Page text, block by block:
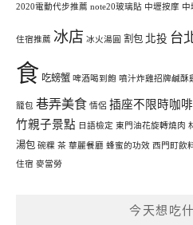
2020電動代步推薦 note20玻璃貼 中壢按摩 中
住宿推薦 冰店 冰火湯圓 割包 北投 台
食 吃螃蟹 啤酒喝到飽 噴汁炸雞招牌鹹酥
籠包 巷弄美食 情侶 插座不限時咖
竹親子景點 日語檢定 東門油花旋轉燒肉
湯包 碗粿 茶 華麗餐廳 蜂蜜的功效 西門町飲
住宿 麥當勞
今天想吃